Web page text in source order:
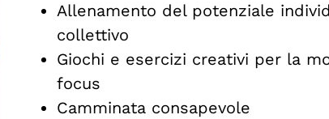
Allenamento del potenziale
collettivo
Giochi e esercizi creativi per la
focus
Camminata consapevole